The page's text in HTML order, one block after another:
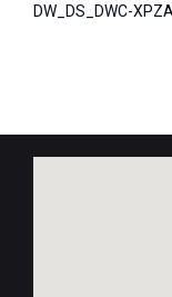
DW_DS_DWC-